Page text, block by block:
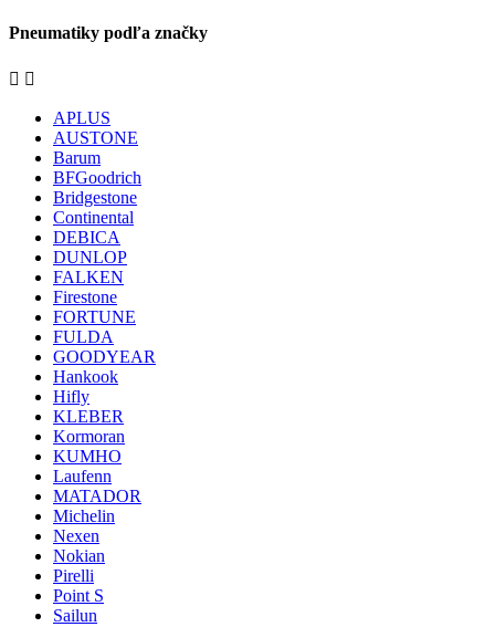
Pneumatiky podľa značky
 
APLUS
AUSTONE
Barum
BFGoodrich
Bridgestone
Continental
DEBICA
DUNLOP
FALKEN
Firestone
FORTUNE
FULDA
GOODYEAR
Hankook
Hifly
KLEBER
Kormoran
KUMHO
Laufenn
MATADOR
Michelin
Nexen
Nokian
Pirelli
Point S
Sailun